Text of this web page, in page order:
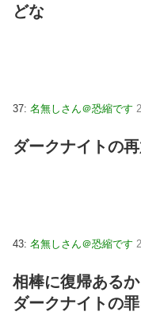
どな
37: 名無しさん＠恐縮です
ダークナイトの
43: 名無しさん＠恐縮です
相棒に復帰あるか
ダークナイトの